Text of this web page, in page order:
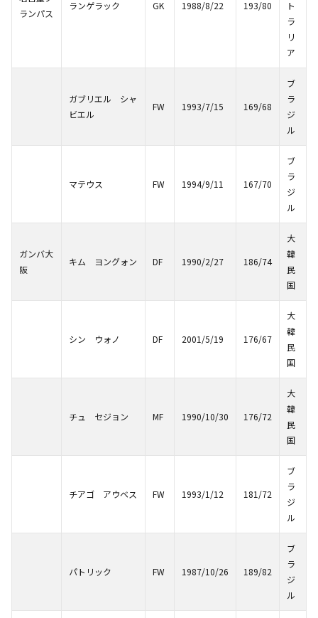
ランパス
ランゲラック GK 1988/8/22 193/80
ト
ラ
リ
ア
ガブリエル シャ
ビエル
FW 1993/7/15 169/68
ブ
ラ
ジ
ル
マテウス FW 1994/9/11 167/70
ブ
ラ
ジ
ル
ガンバ大
阪
キム ヨングォン DF 1990/2/27 186/74
大
韓
民
国
シン ウォノ DF 2001/5/19 176/67
大
韓
民
国
チュ セジョン MF 1990/10/30 176/72
大
韓
民
国
チアゴ アウベス FW 1993/1/12 181/72
ブ
ラ
ジ
ル
パトリック FW 1987/10/26 189/82
ブ
ラ
ジ
ル